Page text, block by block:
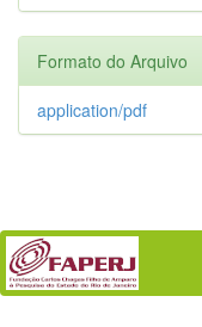
Formato do Arquivo
application/pdf